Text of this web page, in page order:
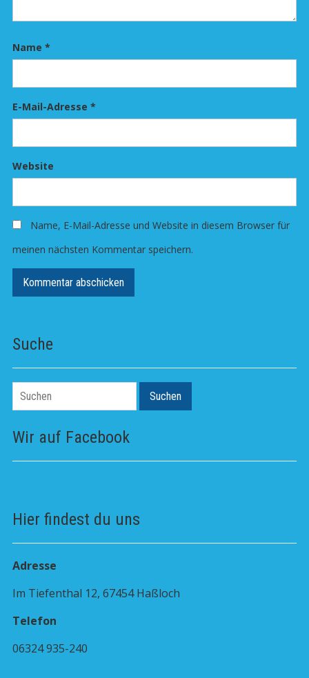
Suche
Suchen Suchen
Wir auf Facebook
Name *
E-Mail-Adresse *
Website
Name, E-Mail-Adresse und Website in diesem Browser für
meinen nächsten Kommentar speichern.
Hier findest du uns
Adresse
Im Tiefenthal 12, 67454 Haßloch
Telefon
06324 935-240